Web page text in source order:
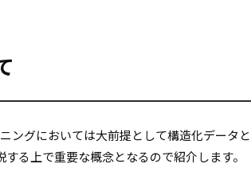
ングにおいては大前提として構造化データ
る上で重要な概念となるので紹介します。